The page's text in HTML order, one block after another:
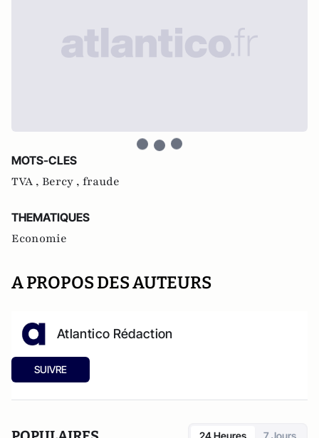
MOTS-CLES
TVA , Bercy , fraude
THEMATIQUES
Economie
A PROPOS DES AUTEURS
Atlantico Rédaction
SUIVRE
24 Heures 7 Jours